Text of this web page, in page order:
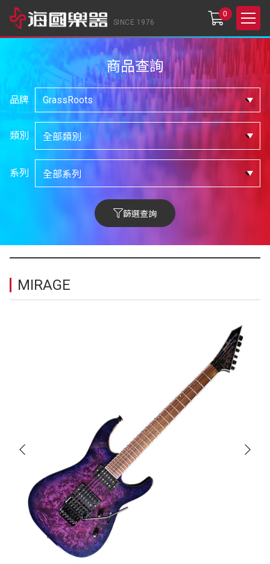
SINCE 1976
0
商品查詢
品牌
類別
系列
篩選查詢
MIRAGE